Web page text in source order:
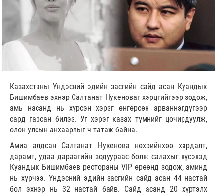
Казахстаны Үндэсний эдийн засгийн сайд асан Куандык
Бишимбаев эхнэр Салтанат Нукеноваг хэрцгийгээр зодож,
амь насанд нь хүрсэн хэрэг өнгөрсөн арваннэгдүгээр
сард гарсан билээ. Уг хэрэг казах түмнийг цочирдуулж,
олон улсын анхаарлыг ч татаж байна.
Амиа алдсан Салтанат Нукенова нөхрийнхөө хардалт,
дарамт, удаа дараагийн зодуураас болж салахыг хүсэхэд
Куандык Бишимбаев рестораны VIP өрөөнд зодож, аминд
нь хүрчээ. Үндэсний эдийн засгийн сайд асан 44 настай
бол эхнэр нь 32 настай байв. Сайд асанд 20 хүртэлх